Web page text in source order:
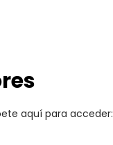
aquí para acceder: